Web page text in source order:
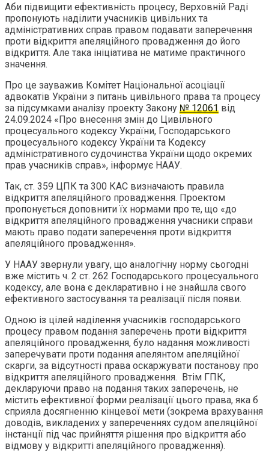
Аби підвищити ефективність процесу, Верховній Раді
пропонують наділити учасників цивільних та
адміністративних справ правом подавати заперечення
проти відкриття апеляційного провадження до його
відкриття. Але така ініціатива не матиме практичного
значення.
Про це зауважив Комітет Національної асоціації
адвокатів України з питань цивільного права та процесу
за підсумками аналізу проекту Закону № 12061 від
24.09.2024 «Про внесення змін до Цивільного
процесуального кодексу України, Господарського
процесуального кодексу України та Кодексу
адміністративного судочинства України щодо окремих
прав учасників справ», інформує НААУ.
Так, ст. 359 ЦПК та 300 КАС визначають правила
відкриття апеляційного провадження. Проектом
пропонується доповнити їх нормами про те, що «до
відкриття апеляційного провадження учасники справи
мають право подати заперечення проти відкриття
апеляційного провадження».
У НААУ звернули увагу, що аналогічну норму сьогодні
вже містить ч. 2 ст. 262 Господарського процесуального
кодексу, але вона є декларативно і не знайшла свого
ефективного застосування та реалізації після появи.
Одною із цілей наділення учасників господарського
процесу правом подання заперечень проти відкриття
апеляційного провадження, було надання можливості
заперечувати проти подання апелянтом апеляційної
скарги, за відсутності права оскаржувати постанову про
відкриття апеляційного провадження. Втім ГПК,
декларуючи право на подання таких заперечень, не
містить ефективної форми реалізації цього права, яка б
сприяла досягненню кінцевої мети (зокрема врахування
доводів, викладених у запереченнях судом апеляційної
інстанції під час прийняття рішення про відкриття або
відмову у відкритті апеляційного провадження).